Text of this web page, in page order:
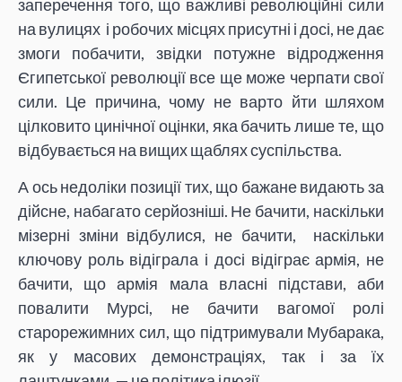
заперечення того, що важливі революційні сили
на вулицях і робочих місцях присутні і досі, не дає
змоги побачити, звідки потужне відродження
Єгипетської революції все ще може черпати свої
сили. Це причина, чому не варто йти шляхом
цілковито цинічної оцінки, яка бачить лише те, що
відбувається на вищих щаблях суспільства.
А ось недоліки позиції тих, що бажане видають за
дійсне, набагато серйозніші. Не бачити, наскільки
мізерні зміни відбулися, не бачити, наскільки
ключову роль відіграла і досі відіграє армія, не
бачити, що армія мала власні підстави, аби
повалити Мурсі, не бачити вагомої ролі
старорежимних сил, що підтримували Мубарака,
як у масових демонстраціях, так і за їх